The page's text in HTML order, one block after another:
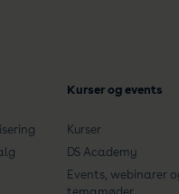
Kurser og events
Kurser
DS Academy
Events, webinarer